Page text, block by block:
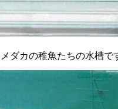
ダカの稚魚たちの水槽で